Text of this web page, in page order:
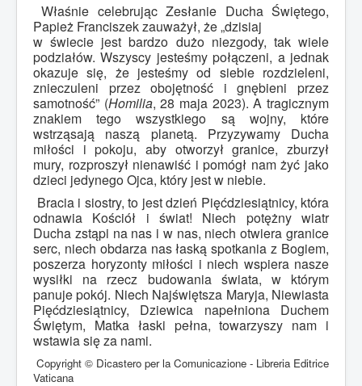
Właśnie celebrując Zesłanie Ducha Świętego,
Papież Franciszek zauważył, że „dzisiaj
w świecie jest bardzo dużo niezgody, tak wiele
podziałów. Wszyscy jesteśmy połączeni, a jednak
okazuje się, że jesteśmy od siebie rozdzieleni,
znieczuleni przez obojętność i gnębieni przez
samotność” (Homilia, 28 maja 2023). A tragicznym
znakiem tego wszystkiego są wojny, które
wstrząsają naszą planetą. Przyzywamy Ducha
miłości i pokoju, aby otworzył granice, zburzył
mury, rozproszył nienawiść i pomógł nam żyć jako
dzieci jedynego Ojca, który jest w niebie.
Bracia i siostry, to jest dzień Pięćdziesiątnicy, która
odnawia Kościół i świat! Niech potężny wiatr
Ducha zstąpi na nas i w nas, niech otwiera granice
serc, niech obdarza nas łaską spotkania z Bogiem,
poszerza horyzonty miłości i niech wspiera nasze
wysiłki na rzecz budowania świata, w którym
panuje pokój. Niech Najświętsza Maryja, Niewiasta
Pięćdziesiątnicy, Dziewica napełniona Duchem
Świętym, Matka łaski pełna, towarzyszy nam i
wstawia się za nami.
Copyright © Dicastero per la Comunicazione - Libreria Editrice
Vaticana